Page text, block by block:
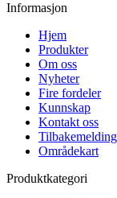
Informasjon
Hjem
Produkter
Om oss
Nyheter
Fire fordeler
Kunnskap
Kontakt oss
Tilbakemelding
Områdekart
Produktkategori